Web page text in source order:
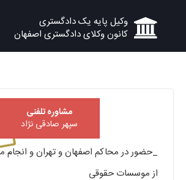
وکیل پایه یک دادگستری
کانون وکلای دادگستری اصفهان
مشاوره تلفنی
سپهر صادقی نژاد
_حضور در محاکم اصفهان و تهران و انجام
از موسسات حقوقی